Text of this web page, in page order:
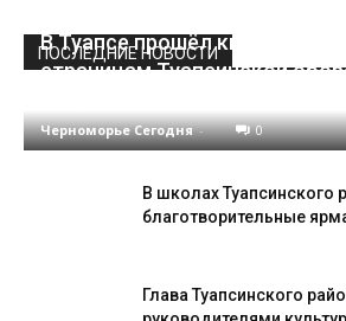
ПОСЛЕДНИЕ НОВОСТИ
В Туапсе прошёл
страницам Туапсинской
Черноморье Сегодня - 0
В школах Туапсинского
благотворительные
Глава Туапсинского